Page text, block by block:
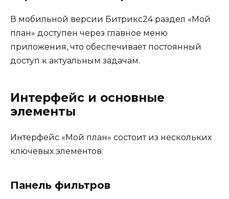
В мобильной версии Битрикс24 раздел «Мой
план» доступен через главное меню
приложения, что обеспечивает постоянный
доступ к актуальным задачам.
Интерфейс и основные
элементы
Интерфейс «Мой план» состоит из нескольких
ключевых элементов:
Панель фильтров